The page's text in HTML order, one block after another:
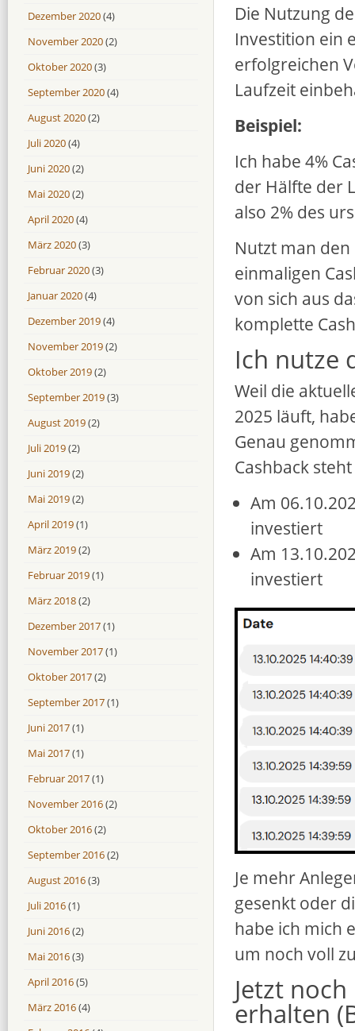
Die Nutzung
Investition ein
erfolgreichen
Laufzeit
Beispiel:
Ich habe 4%
der Hälfte der
also 2% des
Nutzt man
einmaligen
von sich aus
komplette
Ich nutze
Weil die
2025 läuft,
Genau
Cashback
Am
investiert
Am
investiert
Je mehr
gesenkt oder
habe ich mich
um noch voll
Jetzt
erhalten
Dezember 2020(4)
November 2020(2)
Oktober 2020(3)
September 2020(4)
August 2020(2)
Juli 2020(4)
Juni 2020(2)
Mai 2020(2)
April 2020(4)
März 2020(3)
Februar 2020(3)
Januar 2020(4)
Dezember 2019(4)
November 2019(2)
Oktober 2019(2)
September 2019(3)
August 2019(2)
Juli 2019(2)
Juni 2019(2)
Mai 2019(2)
April 2019(1)
März 2019(2)
Februar 2019(1)
März 2018(2)
Dezember 2017(1)
November 2017(1)
Oktober 2017(2)
September 2017(1)
Juni 2017(1)
Mai 2017(1)
Februar 2017(1)
November 2016(2)
Oktober 2016(2)
September 2016(2)
August 2016(3)
Juli 2016(1)
Juni 2016(2)
Mai 2016(3)
April 2016(5)
März 2016(4)